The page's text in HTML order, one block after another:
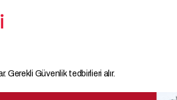
Güvenlik tedbirlieri alır.